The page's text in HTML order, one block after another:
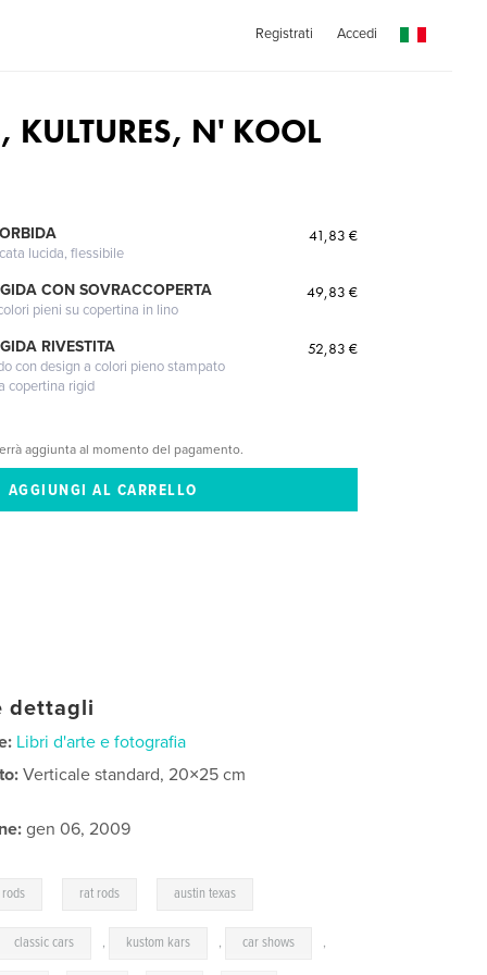
Registrati Accedi
KULTURES, N' KOOL
lucida, flessibile
41,83 €
CON SOVRACCOPERTA
pieni su copertina in lino
49,83 €
RIVESTITA
con design a colori pieno stampato
copertina rigid
52,83 €
aggiunta al momento del pagamento.
dettagli
Libri d'arte e fotografia
Verticale standard, 20×25 cm
gen 06, 2009
rat rods austin texas
classic cars , kustom kars , car shows ,